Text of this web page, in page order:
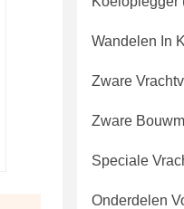
Wandelen In
Zware
Zware
Speciale
Onderdelen